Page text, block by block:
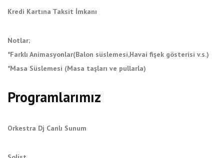
Kredi Kartına Taksit İmkanı
Notlar;
*Farklı Animasyonlar(Balon süslemesi,Havai fişek gösterisi v.s.)
*Masa Süslemesi (Masa taşları ve pullarla)
Programlarımız
Orkestra Dj Canlı Sunum